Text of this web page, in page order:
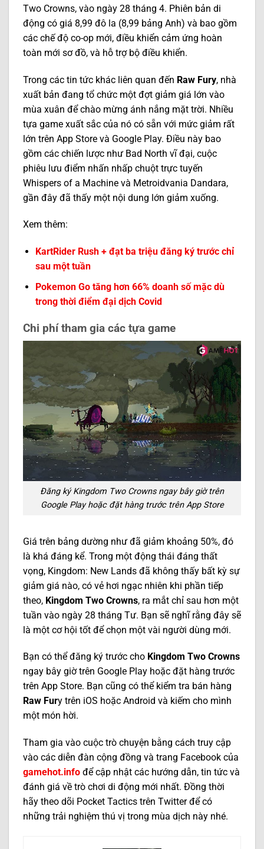
Two Crowns, vào ngày 28 tháng 4. Phiên bản di
động có giá 8,99 đô la (8,99 bảng Anh) và bao gồm
các chế độ co-op mới, điều khiển cảm ứng hoàn
toàn mới sơ đồ, và hỗ trợ bộ điều khiển.
Trong các tin tức khác liên quan đến Raw Fury, nhà
xuất bản đang tổ chức một đợt giảm giá lớn vào
mùa xuân để chào mừng ánh nắng mặt trời. Nhiều
tựa game xuất sắc của nó có sẵn với mức giảm rất
lớn trên App Store và Google Play. Điều này bao
gồm các chiến lược như Bad North vĩ đại, cuộc
phiêu lưu điểm nhấn nhấp chuột trực tuyến
Whispers of a Machine và Metroidvania Dandara,
gần đây đã thấy một nội dung lớn giảm xuống.
Xem thêm:
KartRider Rush + đạt ba triệu đăng ký trước chỉ
sau một tuần
Pokemon Go tăng hơn 66% doanh số mặc dù
trong thời điểm đại dịch Covid
Chi phí tham gia các tựa game
Đăng ký Kingdom Two Crowns ngay bây giờ trên
Google Play hoặc đặt hàng trước trên App Store
Giá trên bảng dường như đã giảm khoảng 50%, đó
là khá đáng kể. Trong một động thái đáng thất
vọng, Kingdom: New Lands đã không thấy bất kỳ sự
giảm giá nào, có vẻ hơi ngạc nhiên khi phần tiếp
theo, Kingdom Two Crowns, ra mắt chỉ sau hơn một
tuần vào ngày 28 tháng Tư. Bạn sẽ nghĩ rằng đây sẽ
là một cơ hội tốt để chọn một vài người dùng mới.
Bạn có thể đăng ký trước cho Kingdom Two Crowns
ngay bây giờ trên Google Play hoặc đặt hàng trước
trên App Store. Bạn cũng có thể kiểm tra bán hàng
Raw Fury trên iOS hoặc Android và kiếm cho mình
một món hời.
Tham gia vào cuộc trò chuyện bằng cách truy cập
vào các diễn đàn cộng đồng và trang Facebook của
gamehot.info để cập nhật các hướng dẫn, tin tức và
đánh giá về trò chơi di động mới nhất. Đồng thời
hãy theo dõi Pocket Tactics trên Twitter để có
những trải nghiệm thú vị trong mùa dịch này nhé.